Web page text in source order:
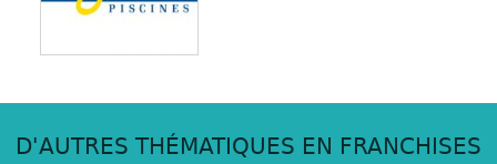
D'AUTRES THÉMATIQUES EN FRANCHISES